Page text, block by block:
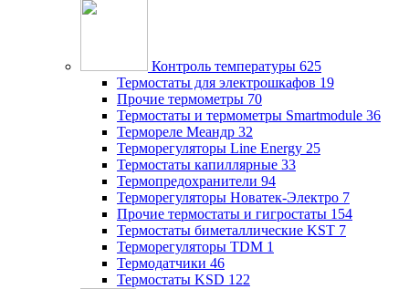
Контроль температуры 625
Термостаты для электрошкафов 19
Прочие термометры 70
Термостаты и термометры Smartmodule 36
Термореле Меандр 32
Терморегуляторы Line Energy 25
Термостаты капиллярные 33
Термопредохранители 94
Терморегуляторы Новатек-Электро 7
Прочие термостаты и гигростаты 154
Термостаты биметаллические KST 7
Терморегуляторы TDM 1
Термодатчики 46
Термостаты KSD 122